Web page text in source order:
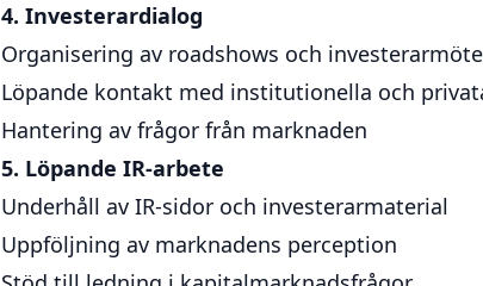
4. Investerardialog
Organisering av roadshows och
Löpande kontakt med institutionella och
Hantering av frågor från marknaden
5. Löpande IR-arbete
Underhåll av IR-sidor och investerarmaterial
Uppföljning av marknadens perception